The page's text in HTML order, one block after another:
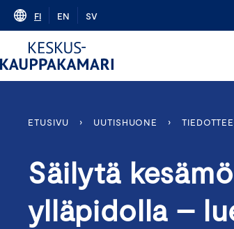
Skip
content
FI EN SV
ETUSIVU › UUTISHUONE ›
Säilytä
ylläpidolla –